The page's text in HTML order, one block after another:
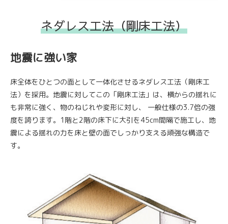
ネダレス工法（剛床工法）
地震に強い家
床全体をひとつの面として一体化させるネダレス工法（剛床工
法）を採用。地震に対してこの「剛床工法」は、横からの揺れに
も非常に強く、物のねじれや変形に対し、
一般仕様の3.7倍の強
度を誇ります。1階と2階の床下に大引を45cm間隔で施工し、地
震による揺れの力を床と壁の面でしっかり支える頑強な構造で
す。